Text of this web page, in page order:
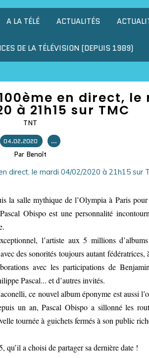
A LA TÉLÉ ACTUALITÉS
DE LA TÉLÉVISION (DEPUIS 1989)
en direct, le
à 21h15 sur TMC
TNT
04.02.2020 …
Par Benoît
la salle mythique de l’Olympia à Paris
Obispo est une personnalité
l’artiste aux 5 millions
des sonorités toujours autant fédératrices,
avec les participations de
Pascal... et d’autres invités.
ce nouvel album éponyme est aussi
un an, Pascal Obispo a sillonné les
tournée à guichets fermés à son public
a choisi de partager sa dernière date !